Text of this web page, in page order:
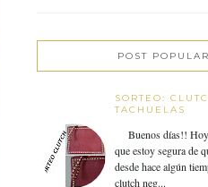
POST
SORTEO:
TACHUELAS
Buenos días!! Hoy
que estoy segura de
desde hace algún
clutch neg...